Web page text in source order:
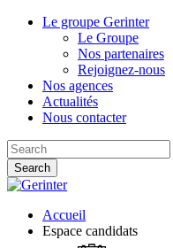
Skip
Le groupe Gerinter
Le Groupe
Nos partenaires
Rejoignez-nous
Nos agences
Actualités
Nous contacter
Search
Close
account
Menu
Accueil
Espace candidats